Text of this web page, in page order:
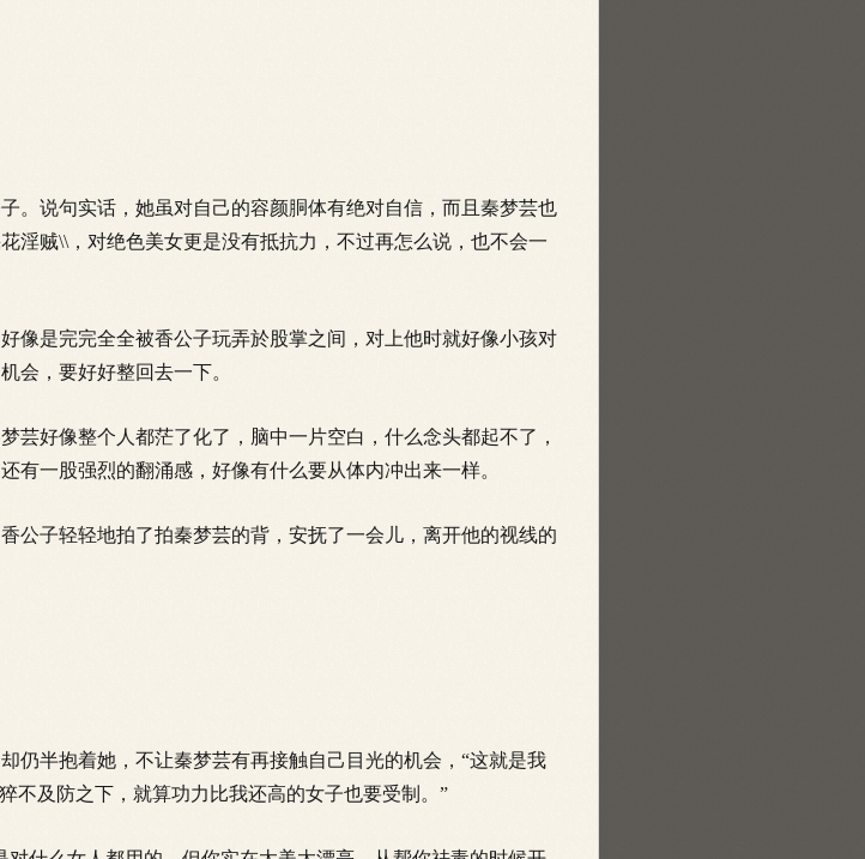
说句实话，她虽对自己的容颜胴体有绝对自信，而且秦梦芸也
淫贼\\，对绝色美女更是没有抵抗力，不过再怎么说，也不会一
是完完全全被香公子玩弄於股掌之间，对上他时就好像小孩对
会，要好好整回去一下。
好像整个人都茫了化了，脑中一片空白，什么念头都起不了，
有一股强烈的翻涌感，好像有什么要从体内冲出来一样。
子轻轻地拍了拍秦梦芸的背，安抚了一会儿，离开他的视线的
半抱着她，不让秦梦芸有再接触自己目光的机会，“这就是我
不及防之下，就算功力比我还高的女子也要受制。”